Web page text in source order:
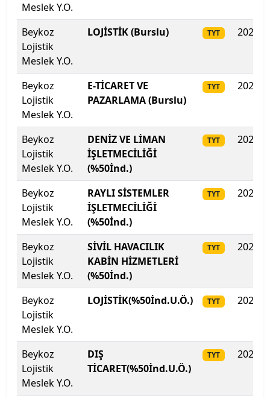
Kastamonu Üniversitesi
Kayseri Üniversitesi
Kıbrıs Amerikan Üniversitesi
Kıbrıs Amerikan Üniversitesi
Kıbrıs Aydın Üniversitesi
Kıbrıs Batı Üniversitesi
Kıbrıs Sağlık ve Toplum Bilimleri Üniversitesi
Kırgızistan-Türkiye Manas Üniversitesi
Kırıkkale Üniversitesi
Kırklareli Üniversitesi
Kırşehir Ahi Evran Üniversitesi
Kilis 7 Aralık Üniversitesi
Kocaeli Sağlık ve Teknoloji Üniversitesi
Meslek Y.O.
Beykoz
Lojistik
Meslek Y.O.
LOJİSTİK (Burslu) TYT 2025
Beykoz
Lojistik
Meslek Y.O.
E-TİCARET VE
PAZARLAMA (Burslu)
TYT 2025
Beykoz
Lojistik
Meslek Y.O.
DENİZ VE LİMAN
İŞLETMECİLİĞİ
(%50İnd.)
TYT 2025
Beykoz
Lojistik
Meslek Y.O.
RAYLI SİSTEMLER
İŞLETMECİLİĞİ
(%50İnd.)
TYT 2025
Beykoz
Lojistik
Meslek Y.O.
SİVİL HAVACILIK
KABİN HİZMETLERİ
(%50İnd.)
TYT 2025
Beykoz
Lojistik
Meslek Y.O.
LOJİSTİK(%50İnd.U.Ö.) TYT 2025
Beykoz
Lojistik
Meslek Y.O.
DIŞ
TİCARET(%50İnd.U.Ö.)
TYT 2025